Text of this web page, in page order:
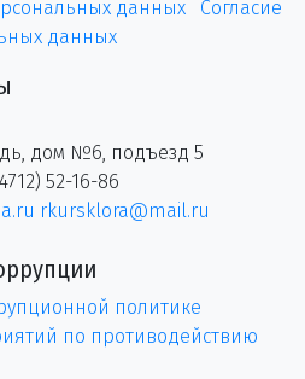
данных
Согласие
данных
дом №6, подъезд 5
52-16-86
rkursklora@mail.ru
политике
по противодействию